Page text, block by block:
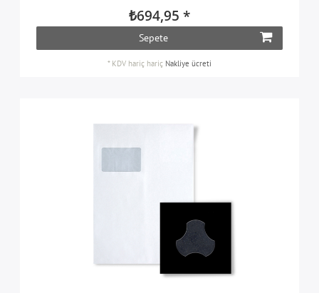
₺694,95 *
Sepete
* KDV hariç hariç Nakliye ücreti